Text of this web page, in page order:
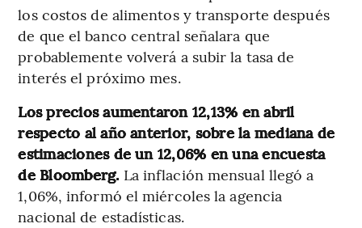
los costos de alimentos y transporte después
de que el banco central señalara que
probablemente volverá a subir la tasa de
interés el próximo mes.
Los precios aumentaron 12,13% en abril
respecto al año anterior, sobre la mediana de
estimaciones de un 12,06% en una encuesta
de Bloomberg. La inflación mensual llegó a
1,06%, informó el miércoles la agencia
nacional de estadísticas.